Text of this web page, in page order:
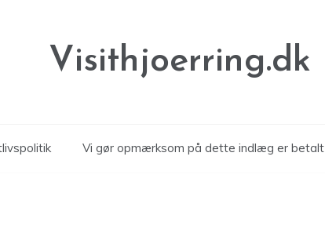
Visithjoerring.dk
Vi gør opmærksom på dette indlæg er betalt